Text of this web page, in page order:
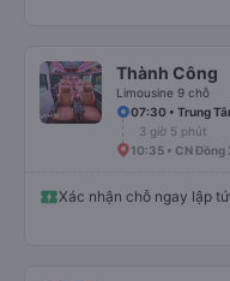
Thành Công
Limousine 9 chỗ
07:30 • Trung
3 giờ 5 phút
10:35 • CN Đồng
Xác nhận chỗ ngay lập